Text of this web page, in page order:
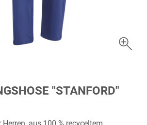
"STANFORD"